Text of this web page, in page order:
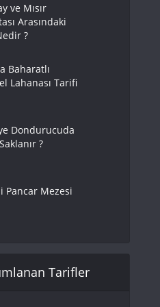
ve Mısır
Arasındaki
?
Baharatlı
Lahanası Tarifi
Dondurucuda
?
Pancar Mezesi
Tarifler